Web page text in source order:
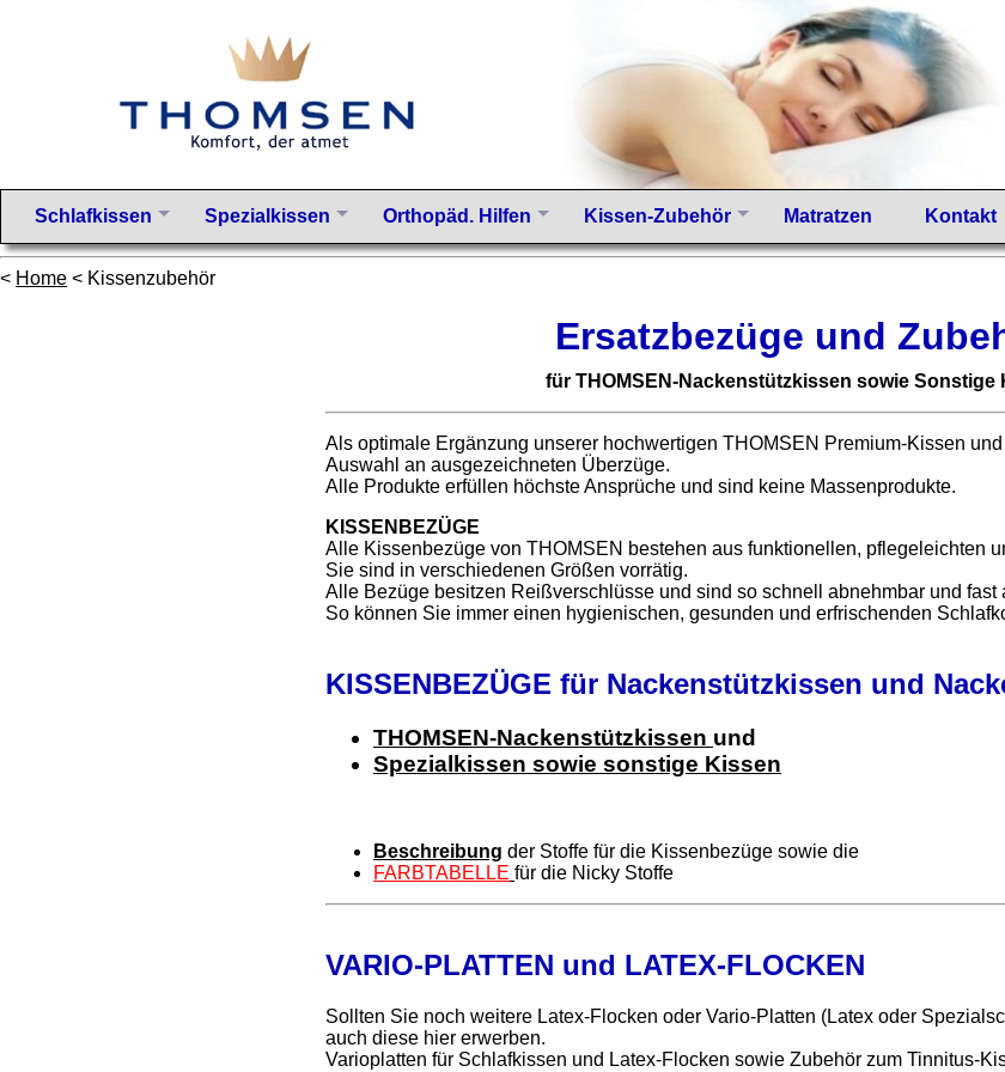
Schlafkissen Spezialkissen Orthopäd. Hilfen Kissen-Zubehör Matratzen Kontakt
< Home < Kissenzubehör
Ersatzbezüge und
für THOMSEN-Nackenstützkissen sowie Sonstige
Als optimale Ergänzung unserer hochwertigen THOMSEN Premium-Kissen
Auswahl an ausgezeichneten Überzüge.
Alle Produkte erfüllen höchste Ansprüche und sind keine Massenprodukte.
KISSENBEZÜGE
Alle Kissenbezüge von THOMSEN bestehen aus funktionellen, pflegeleichten
Sie sind in verschiedenen Größen vorrätig.
Alle Bezüge besitzen Reißverschlüsse und sind so schnell abnehmbar und fast
So können Sie immer einen hygienischen, gesunden und erfrischenden
KISSENBEZÜGE für Nackenstützkissen und
THOMSEN-Nackenstützkissen und
Spezialkissen sowie sonstige Kissen
Beschreibung der Stoffe für die Kissenbezüge sowie die
FARBTABELLE für die Nicky Stoffe
VARIO-PLATTEN und LATEX-FLOCKEN
Sollten Sie noch weitere Latex-Flocken oder Vario-Platten (Latex oder
auch diese hier erwerben.
Varioplatten für Schlafkissen und Latex-Flocken sowie Zubehör zum Tinnitus-